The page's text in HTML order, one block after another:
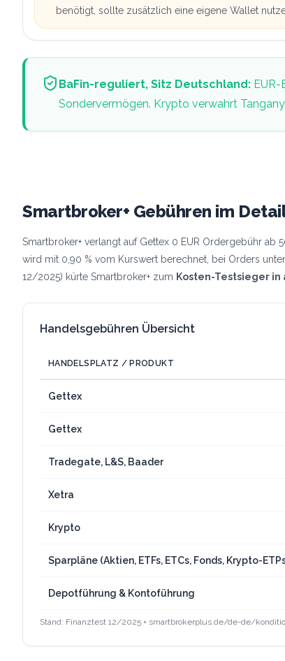
benötigt, sollte zusätzlich eine eigene Wallet
BaFin-reguliert, Sitz Deutschland:
Sondervermögen. Krypto verwahrt
Smartbroker+ Gebühren im
Smartbroker+ verlangt auf Gettex 0 EUR Ordergebühr ab
wird mit 0,90 % vom Kurswert berechnet, bei Orders
12/2025) kürte Smartbroker+ zum Kosten-Testsieger
Handelsgebühren Übersicht
HANDELSPLATZ / PRODUKT
Gettex
Gettex
Tradegate, L&S, Baader
Xetra
Krypto
Sparpläne (Aktien, ETFs, ETCs, Fonds, Krypto-
Depotführung & Kontoführung
Stand: Finanztest 12/2025 + smartbrokerplus.de/de-de/